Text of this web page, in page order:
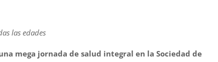
las edades
mega jornada de salud integral en la Sociedad de